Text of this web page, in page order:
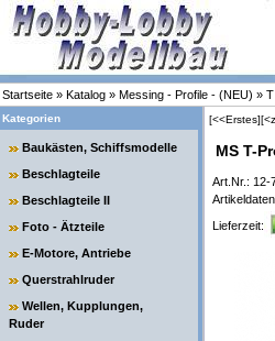
Startseite » Katalog » Messing - Profile - (NEU) »
Kategorien
Baukästen, Schiffsmodelle
Beschlagteile
Beschlagteile II
Foto - Ätzteile
E-Motore, Antriebe
Querstrahlruder
Wellen, Kupplungen,
Ruder
[<<Erstes]
MS T-
Art.Nr.: 12-
Lieferzeit: